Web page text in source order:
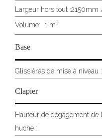
Largeur hors tout :2150mm
Volume: 1 m³
Base
Glissières de mise à niveau :
Clapier
Hauteur de dégagement de
huche :